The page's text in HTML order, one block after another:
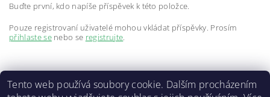
Buďte první, kdo napíše příspěvek k této položce.
Pouze registrovaní uživatelé mohou vkládat příspěvky. Prosím
přihlaste senebo se registrujte.
Tento web používá soubory cookie. Dalším procházením